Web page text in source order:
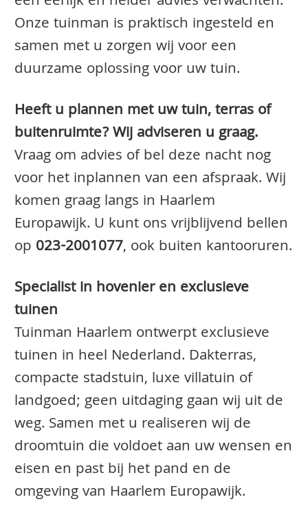
Onze tuinman is praktisch ingesteld en
samen met u zorgen wij voor een
duurzame oplossing voor uw tuin.
Heeft u plannen met uw tuin, terras of
buitenruimte? Wij adviseren u graag.
Vraag om advies of bel deze nacht nog
voor het inplannen van een afspraak. Wij
komen graag langs in Haarlem
Europawijk. U kunt ons vrijblijvend bellen
op 023-2001077, ook buiten kantooruren.
Specialist in hovenier en exclusieve
tuinen
Tuinman Haarlem ontwerpt exclusieve
tuinen in heel Nederland. Dakterras,
compacte stadstuin, luxe villatuin of
landgoed; geen uitdaging gaan wij uit de
weg. Samen met u realiseren wij de
droomtuin die voldoet aan uw wensen en
eisen en past bij het pand en de
omgeving van Haarlem Europawijk.